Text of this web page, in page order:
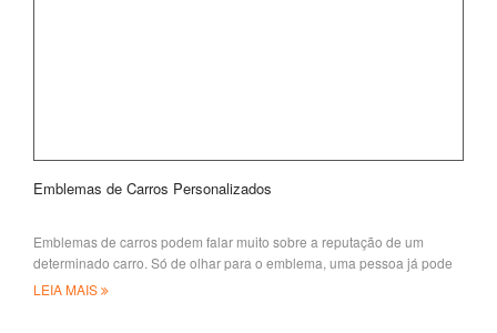
Emblemas de Carros Personalizados
Emblemas de carros podem falar muito sobre a reputação de um
determinado carro. Só de olhar para o emblema, uma pessoa já pode
ter um
LEIA MAIS